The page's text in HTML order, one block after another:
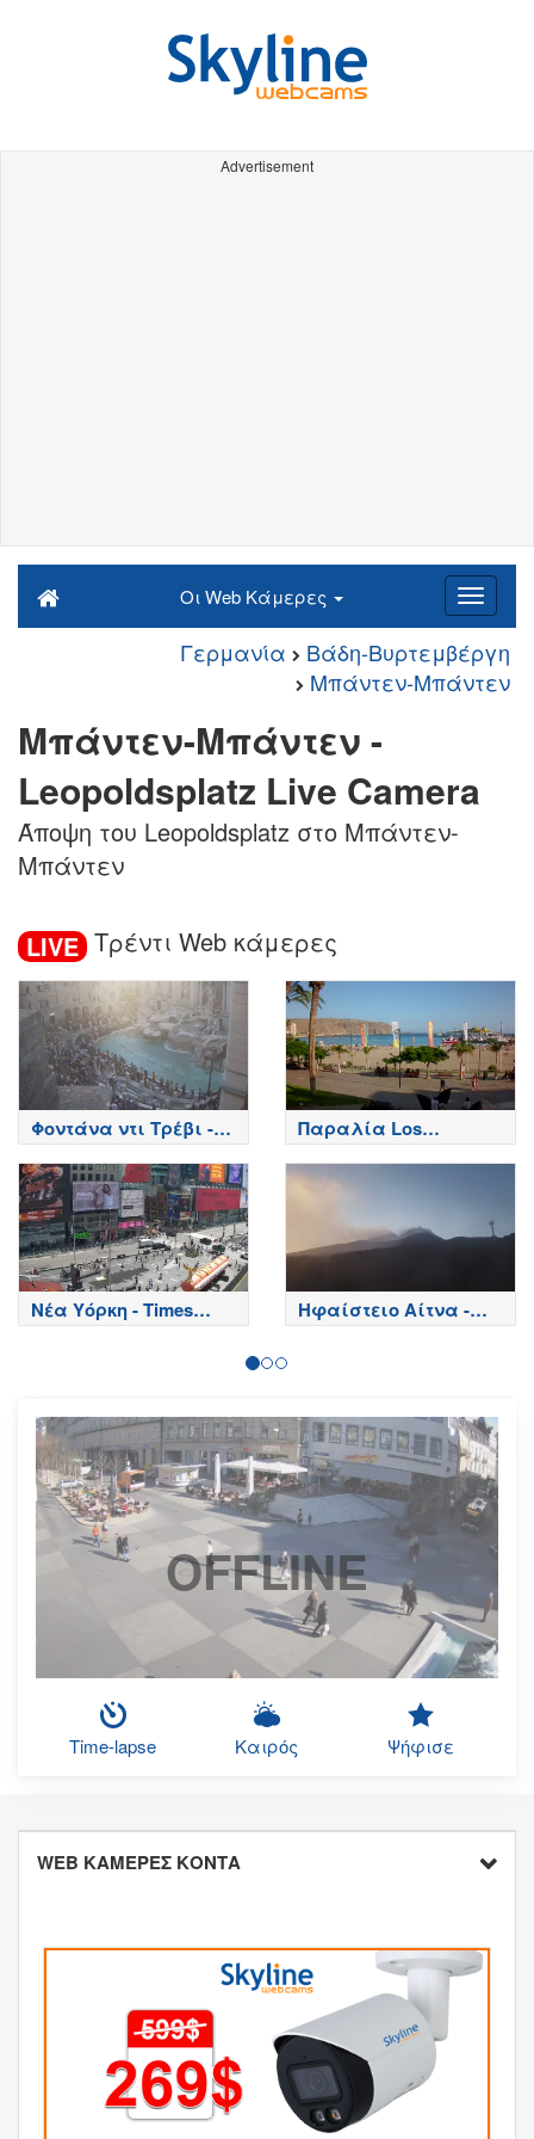
Advertisement
Οι Web Κάμερες
Γερμανία
Βάδη-Βυρτεμβέργη
Μπάντεν-Μπάντεν
Μπάντεν-Μπάντεν -
Leopoldsplatz Live Camera
Άποψη του Leopoldsplatz στο Μπάντεν-
Μπάντεν
LIVE Τρέντι Web κάμερες
Φοντάνα ντι Τρέβι -
Ρώμη
Παραλία Los
Cristianos - Τενερίφη -
Tenerife
Νέα Υόρκη - Times
Square
Ηφαίστειο Αίτνα -
Κορυφή κρατήρων,
OFFLINE
Time-lapse Καιρός Ψήφισε
WEB ΚΑΜΕΡΕΣ ΚΟΝΤΑ